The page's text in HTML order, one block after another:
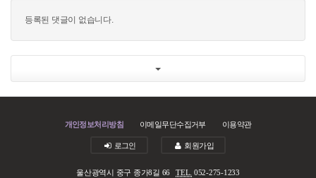
등록된 댓글이 없습니다.
개인정보처리방침 이메일무단수집거부 이용약관
로그인 회원가입
울산광역시 중구 종가8길 66TEL. 052-275-1233